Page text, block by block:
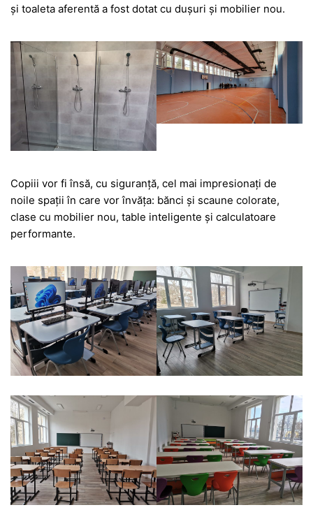
și toaleta aferentă a fost dotat cu dușuri și mobilier nou.
Copiii vor fi însă, cu siguranță, cel mai impresionați de
noile spații în care vor învăța: bănci și scaune colorate,
clase cu mobilier nou, table inteligente și calculatoare
performante.